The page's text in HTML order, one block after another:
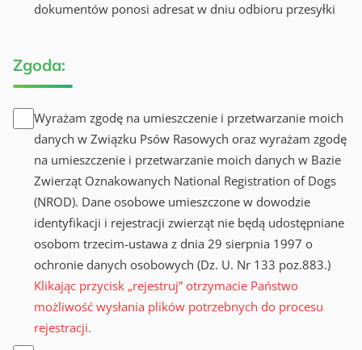
dokumentów ponosi adresat w dniu odbioru przesyłki
Zgoda:
Wyrażam zgodę na umieszczenie i przetwarzanie moich
danych w Związku Psów Rasowych oraz wyrażam zgodę
na umieszczenie i przetwarzanie moich danych w Bazie
Zwierząt Oznakowanych National Registration of Dogs
(NROD). Dane osobowe umieszczone w dowodzie
identyfikacji i rejestracji zwierząt nie będą udostępniane
osobom trzecim-ustawa z dnia 29 sierpnia 1997 o
ochronie danych osobowych (Dz. U. Nr 133 poz.883.)
Klikając przycisk „rejestruj” otrzymacie Państwo
możliwość wysłania plików potrzebnych do procesu
rejestracji.